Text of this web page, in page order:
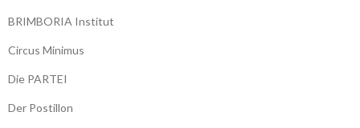
BRIMBORIA Institut
Circus Minimus
Die PARTEI
Der Postillon